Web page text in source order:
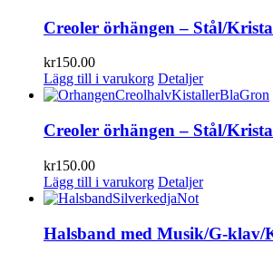
Creoler örhängen – Stål/
kr150.00
Lägg till i varukorg Detaljer
Creoler örhängen – Stål/
kr150.00
Lägg till i varukorg Detaljer
Halsband med Musik/G-klav/